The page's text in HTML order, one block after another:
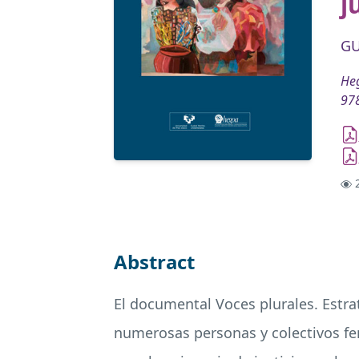
Abstract
El documental Voces plurales.
numerosas personas y colectivos